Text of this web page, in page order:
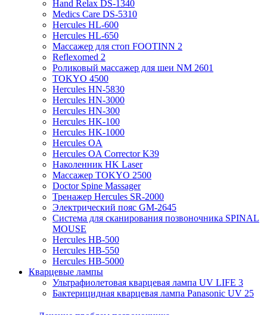
Hand Relax DS-1340
Medics Care DS-5310
Hercules HL-600
Hercules HL-650
Массажер для стоп FOOTINN 2
Reflexomed 2
Роликовый массажер для шеи NM 2601
TOKYO 4500
Hercules HN-5830
Hercules HN-3000
Hercules HN-300
Hercules HK-100
Hercules HK-1000
Hercules OA
Hercules OA Corrector K39
Наколенник HK Laser
Массажер TOKYO 2500
Doctor Spine Massager
Тренажер Hercules SR-2000
Электрический пояс GM-2645
Система для сканирования позвоночника SPINAL
MOUSE
Hercules HB-500
Hercules HB-550
Hercules HB-5000
Кварцевые лампы
Ультрафиолетовая кварцевая лампа UV LIFE 3
Бактерицидная кварцевая лампа Panasonic UV 25